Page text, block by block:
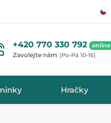
+420 770 330 792 online
Zavolejte nám (Po-Pá 10-16)
Hračky